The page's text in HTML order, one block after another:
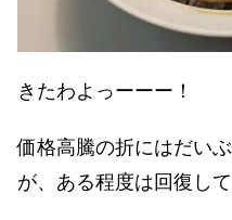
きたわよっーーー！
価格高騰の折にはだい
が、ある程度は回復し